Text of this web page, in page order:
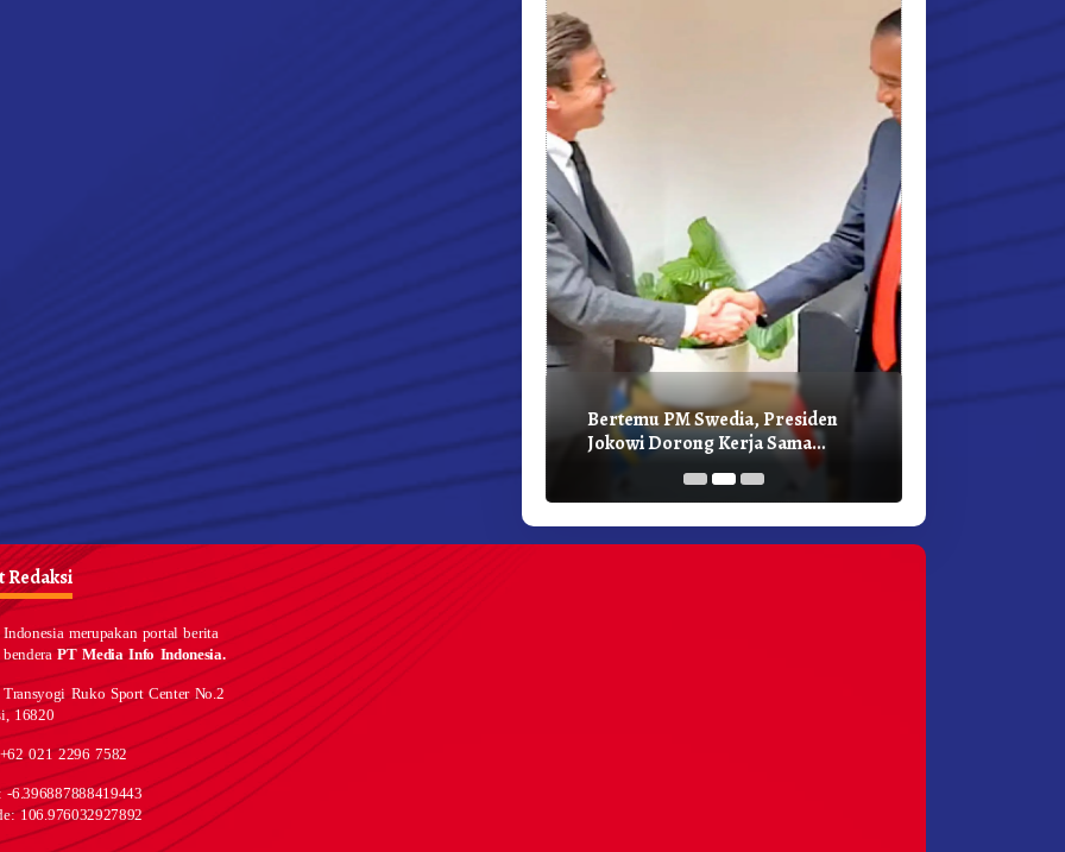
Bertemu PM Swedia, Presiden
Jokowi Dorong Kerja Sama
Pembangunan Hijau
Redaksi
Indonesia merupakan portal berita
benderaPT Media Info Indonesia.
Ruko Sport Center No.2
16820
021 2296 7582
-6.396887888419443
106.976032927892